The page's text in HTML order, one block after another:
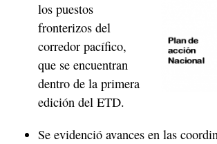
los puestos
fronterizos del
corredor pacífico,
que se encuentran
dentro de la primera
edición del ETD.
Se evidenció avances en las